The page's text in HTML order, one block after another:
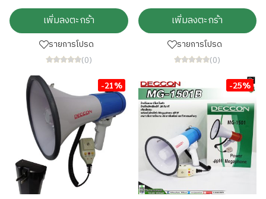
เพิ่มลงตะกร้า
รายการโปรด
(0)
เพิ่มลงตะกร้า
รายการโปรด
(0)
-21% -25%